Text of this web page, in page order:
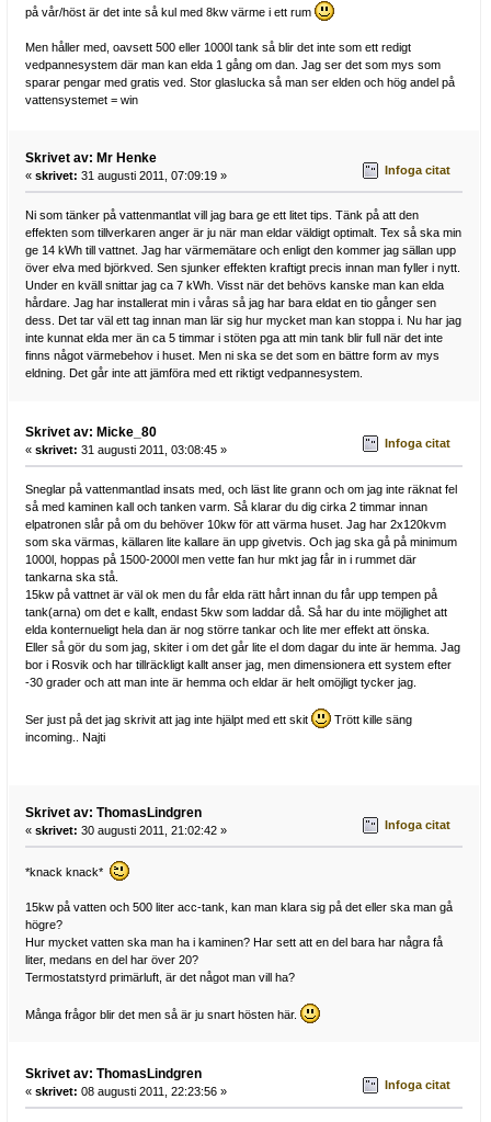
på vår/höst är det inte så kul med 8kw värme i ett rum
Men håller med, oavsett 500 eller 1000l tank så blir det inte som ett redigt
vedpannesystem där man kan elda 1 gång om dan. Jag ser det som mys som
sparar pengar med gratis ved. Stor glaslucka så man ser elden och hög andel på
vattensystemet = win
Skrivet av: Mr Henke
« skrivet: 31 augusti 2011, 07:09:19 » Infoga citat
Ni som tänker på vattenmantlat vill jag bara ge ett litet tips. Tänk på att den
effekten som tillverkaren anger är ju när man eldar väldigt optimalt. Tex så ska min
ge 14 kWh till vattnet. Jag har värmemätare och enligt den kommer jag sällan upp
över elva med björkved. Sen sjunker effekten kraftigt precis innan man fyller i nytt.
Under en kväll snittar jag ca 7 kWh. Visst när det behövs kanske man kan elda
hårdare. Jag har installerat min i våras så jag har bara eldat en tio gånger sen
dess. Det tar väl ett tag innan man lär sig hur mycket man kan stoppa i. Nu har jag
inte kunnat elda mer än ca 5 timmar i stöten pga att min tank blir full när det inte
finns något värmebehov i huset. Men ni ska se det som en bättre form av mys
eldning. Det går inte att jämföra med ett riktigt vedpannesystem.
Skrivet av: Micke_80
« skrivet: 31 augusti 2011, 03:08:45 » Infoga citat
Sneglar på vattenmantlad insats med, och läst lite grann och om jag inte räknat fel
så med kaminen kall och tanken varm. Så klarar du dig cirka 2 timmar innan
elpatronen slår på om du behöver 10kw för att värma huset. Jag har 2x120kvm
som ska värmas, källaren lite kallare än upp givetvis. Och jag ska gå på minimum
1000l, hoppas på 1500-2000l men vette fan hur mkt jag får in i rummet där
tankarna ska stå.
15kw på vattnet är väl ok men du får elda rätt hårt innan du får upp tempen på
tank(arna) om det e kallt, endast 5kw som laddar då. Så har du inte möjlighet att
elda konternueligt hela dan är nog större tankar och lite mer effekt att önska.
Eller så gör du som jag, skiter i om det går lite el dom dagar du inte är hemma. Jag
bor i Rosvik och har tillräckligt kallt anser jag, men dimensionera ett system efter
-30 grader och att man inte är hemma och eldar är helt omöjligt tycker jag.
Ser just på det jag skrivit att jag inte hjälpt med ett skit
Trött kille säng
incoming.. Najti
Skrivet av: ThomasLindgren
« skrivet: 30 augusti 2011, 21:02:42 » Infoga citat
*knack knack*
15kw på vatten och 500 liter acc-tank, kan man klara sig på det eller ska man gå
högre?
Hur mycket vatten ska man ha i kaminen? Har sett att en del bara har några få
liter, medans en del har över 20?
Termostatstyrd primärluft, är det något man vill ha?
Många frågor blir det men så är ju snart hösten här.
Skrivet av: ThomasLindgren
« skrivet: 08 augusti 2011, 22:23:56 » Infoga citat